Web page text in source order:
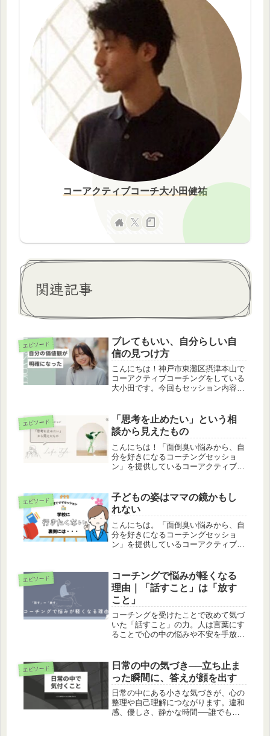
コーアクティブコーチ大小田健祐
関連記事
エピソード
ブレてもいい、自分らしい自
信の見つけ方
こんにちは！神戸市東灘区摂津本山で
コーアクティブコーチングをしている
大小田です。今回もセッション内容を
持てないんです」そんな言葉から始ま
った、ある女性とのセッション。彼女
はとても...
エピソード
「思考を止めたい」という相
談から見えたもの
こんにちは！「面倒臭い悩みから、自
分を好きになるコーチングセッショ
ン」を提供しているコーアクティブコ
した。テーマ「考えすぎて動けなくな
る自分をなんとかしたい」テーマは
「考え...
エピソード
子どもの姿はママの鏡かもし
れない
こんにちは。「面倒臭い悩みから、自
分を好きになるコーチングセッショ
ン」を提供しているコーアクティブコ
のセッションがありました。テーマ
「子どもが学校に行ったり行かなかっ
たりす...
エピソード
コーチングで悩みが軽くなる
理由｜「話すこと」は「放す
こと」
コーチングを受けたことで改めて気づ
いた「話すこと」の力。人は言葉にす
ることで心の中の悩みや不安を手放す
エピソード
日常の中の気づき──立ち止ま
った瞬間に、答えが顔を出す
日常の中にある小さな気づきが、心の
整理や自己理解につながります。違和
感、優しさ、静かな時間──誰でも見